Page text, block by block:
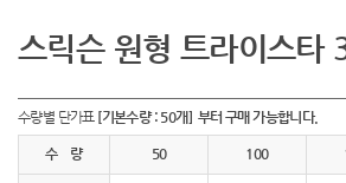
스릭슨 원형 트라이스타
수량별 단가표 [기본수량 : 50개] 부터 구매 가능합니다.
수 량 50 100